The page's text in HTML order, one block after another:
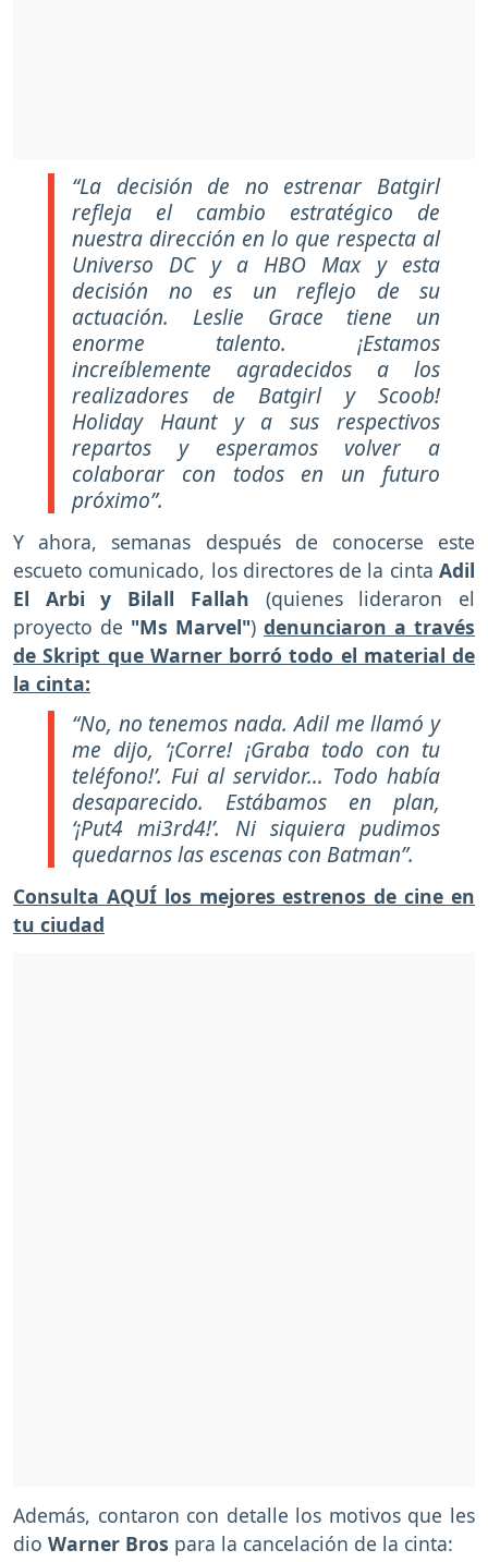
“La decisión de no estrenar Batgirl
refleja el cambio estratégico de
nuestra dirección en lo que respecta al
Universo DC y a HBO Max y esta
decisión no es un reflejo de su
actuación. Leslie Grace tiene un
enorme talento. ¡Estamos
increíblemente agradecidos a los
realizadores de Batgirl y Scoob!
Holiday Haunt y a sus respectivos
repartos y esperamos volver a
colaborar con todos en un futuro
próximo”.
Y ahora, semanas después de conocerse este
escueto comunicado, los directores de la cinta Adil
El Arbi y Bilall Fallah (quienes lideraron el
proyecto de "Ms Marvel") denunciaron a través
de Skript que Warner borró todo el material de
la cinta:
“No, no tenemos nada. Adil me llamó y
me dijo, ‘¡Corre! ¡Graba todo con tu
teléfono!’. Fui al servidor… Todo había
desaparecido. Estábamos en plan,
‘¡Put4 mi3rd4!’. Ni siquiera pudimos
quedarnos las escenas con Batman”.
Consulta AQUÍ los mejores estrenos de cine en
tu ciudad
Además, contaron con detalle los motivos que les
dio Warner Bros para la cancelación de la cinta: